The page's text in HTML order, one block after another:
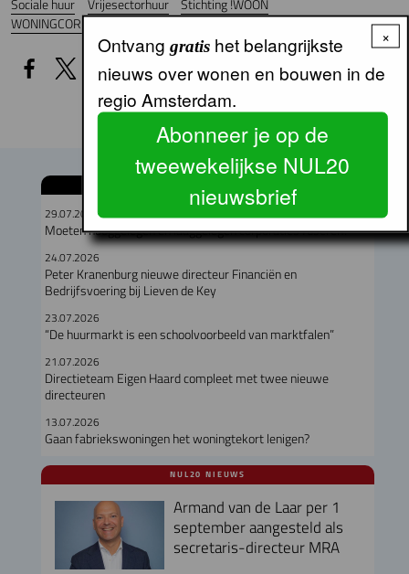
Sociale huur Vrijesectorhuur
Stichting !WOON
WONINGCORPORATIES
29.07.2026
Moeten hooggelegen en laaggelegen corporaties fuseren?
24.07.2026
Peter Kranenburg nieuwe directeur Financiën en
Bedrijfsvoering bij Lieven de Key
23.07.2026
“De huurmarkt is een schoolvoorbeeld van marktfalen”
21.07.2026
Directieteam Eigen Haard compleet met twee nieuwe
directeuren
13.07.2026
Gaan fabriekswoningen het woningtekort lenigen?
NUL20 NIEUWS
Armand van de Laar per 1
september aangesteld als
secretaris-directeur MRA
×
Ontvang gratishet belangrijkste
nieuws over wonen en bouwen in de
regio Amsterdam.
Abonneer je op de
tweewekelijkse NUL20
nieuwsbrief